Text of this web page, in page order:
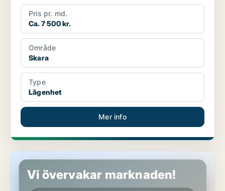
Pris pr. md.
Ca. 7 500 kr.
Område
Skara
Type
Lägenhet
Mer info
Lägenhet i Skara
Vi övervakar marknaden!